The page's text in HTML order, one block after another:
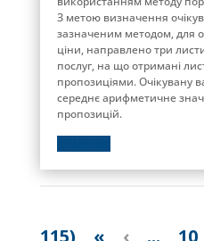
З метою визначення
зазначеним методом, для
ціни, направлено три
послуг, на що отримані
пропозиціями. Очікувану
середнє арифметичне
пропозицій.
115)
« ‹ ... 10